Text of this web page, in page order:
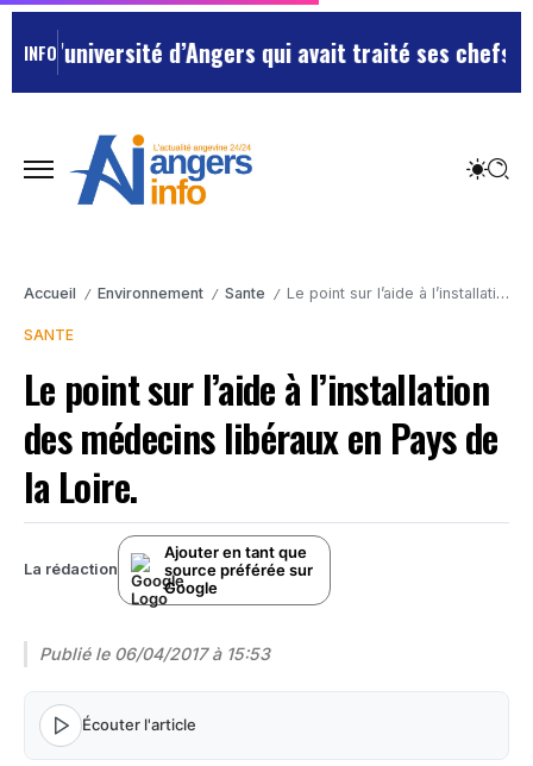
INFO d’Angers qui avait traité ses chefs de
Accueil / Environnement / Sante / Le point sur l’aide à l’installation des médecins libéraux en Pays de la Loire.
SANTE
Le point sur l’aide à l’installation
des médecins libéraux en Pays de
la Loire.
La rédaction
Ajouter en tant que
source préférée sur
Google
Publié le 06/04/2017 à 15:53
Écouter l'article